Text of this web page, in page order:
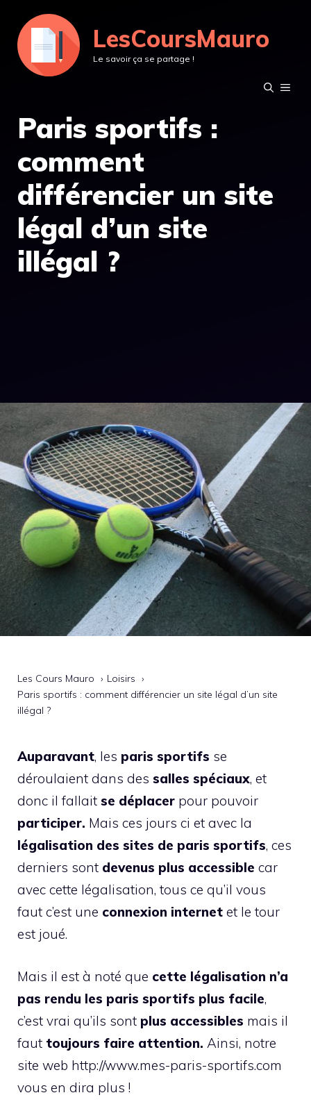
contenu
LesCoursMauro
Le savoir ça se partage !
Paris sportifs :
comment
différencier un site
légal d’un site
illégal ?
Les Cours Mauro
Loisirs
Paris sportifs : comment différencier un site légal d’un site
illégal ?
Auparavant, les paris sportifs se
déroulaient dans des salles spéciaux, et
donc il fallait se déplacer pour pouvoir
participer. Mais ces jours ci et avec la
légalisation des sites de paris sportifs, ces
derniers sont devenus plus accessible car
avec cette légalisation, tous ce qu’il vous
faut c’est une connexion internet et le tour
est joué.
Mais il est à noté que cette légalisation n’a
pas rendu les paris sportifs plus facile,
c’est vrai qu’ils sont plus accessibles mais il
faut toujours faire attention. Ainsi, notre
site web http://www.mes-paris-sportifs.com
vous en dira plus !